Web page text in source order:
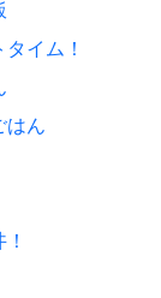
イム！
はん